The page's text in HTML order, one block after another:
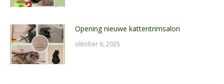
Opening nieuwe kattentrimsalon
oktober 6, 2025